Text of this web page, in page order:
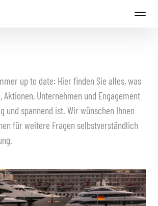
up to date: Hier finden Sie alles, was
Unternehmen und Engagement
und spannend ist. Wir wünschen Ihnen
für weitere Fragen selbstverständlich